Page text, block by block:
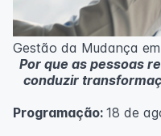
Metodologia
100% da carga horária
aulas ao vivo.
As aulas podem ser
ou tablet.
Outras informações
Gestão da Mudança
Por que as pessoas
conduzir
Programação: 18 de